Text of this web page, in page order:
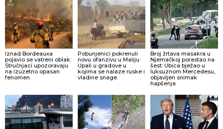
Iznad Bordeauxa
pojavio se vatreni oblak:
Stručnjaci upozoravaju
na izuzetno opasan
fenomen
Pobunjenici pokrenuli
novu ofanzivu u Maliju:
Upali u gradove u
kojima se nalaze ruske i
vladine snage
Broj žrtava masakra u
Njemačkoj porastao na
šest: Ubica bježao u
luksuznom Mercedesu,
objavljen snimak
hapšenja